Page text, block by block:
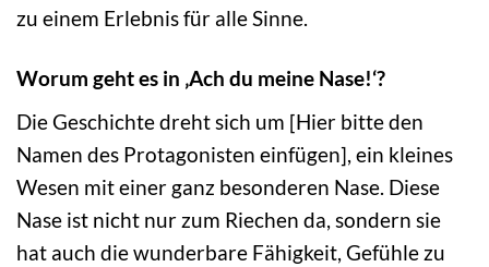
zu einem Erlebnis für alle Sinne.
Worum geht es in ‚Ach du meine Nase!‘?
Die Geschichte dreht sich um [Hier bitte den
Namen des Protagonisten einfügen], ein kleines
Wesen mit einer ganz besonderen Nase. Diese
Nase ist nicht nur zum Riechen da, sondern sie
hat auch die wunderbare Fähigkeit, Gefühle zu